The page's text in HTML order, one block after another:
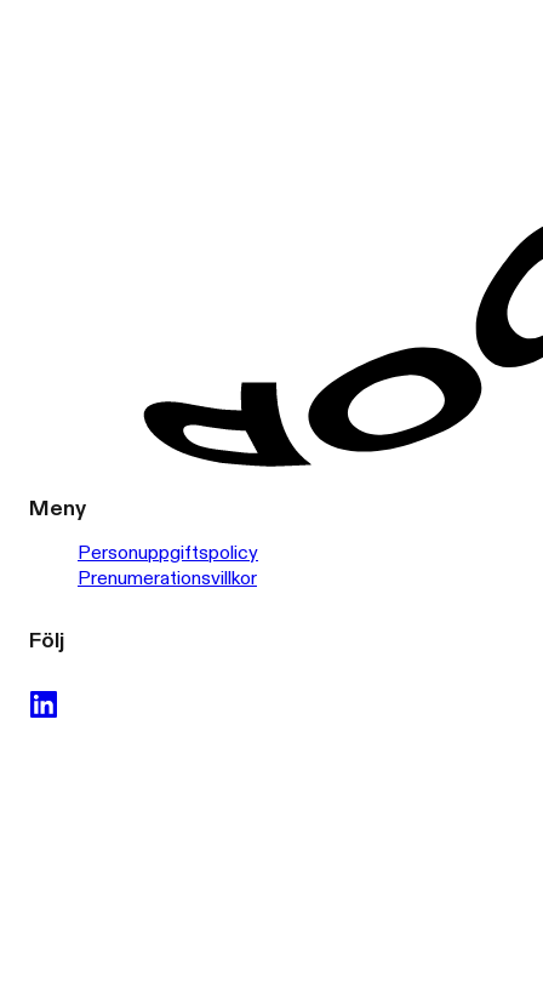
Meny
Personuppgiftspolicy
Prenumerationsvillkor
Följ